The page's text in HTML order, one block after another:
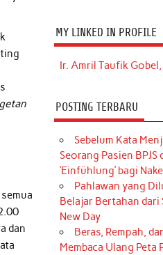
dan
MY LINKED IN PROFILE
Ir. Amril Taufik Gobel,
POSTING TERBARU
Sebelum Kata
Seorang Pasien BPJS
‘Einfühlung’ bagi
Pahlawan yang
Belajar Bertahan dari
New Day
Beras, Rempah,
Membaca Ulang Peta